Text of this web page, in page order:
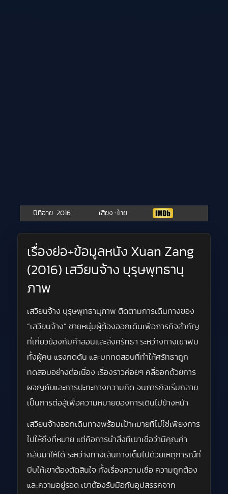
ปีที่ฉาย 2016 เสียง : ไทย
เรื่องย่อ+ข้อมูลหนัง Xuan Zang
(2016) เสวียนจ้าง บุรุษพุทธานุ
ภาพ
เสวียนจ้าง บุรุษพุทธานุภาพ ติดตามการเดินทางของ
“เสวียนจ้าง” ชายหนุ่มผู้ต้องออกเดินเพื่อภารกิจสำคัญ
ที่เกี่ยวข้องกับคำสอนและสิ่งศรัทธา ระหว่างทางเขาพบ
ทั้งผู้คน แรงกดดัน และบททดสอบที่ทำให้ศรัทธาถูก
ทดสอบอย่างต่อเนื่อง เรื่องราวค่อยๆ คลี่ออกด้วยการ
ผจญภัยและการปะทะทางความคิด จนภารกิจเริ่มกลาย
เป็นการต่อสู้เพื่อความหมายของการเดินไปข้างหน้า
เสวียนจ้างออกเดินทางพร้อมเป้าหมายที่ไม่ใช่เพียงการ
ไปให้ถึงที่หมาย แต่คือการนำสิ่งที่เขาเชื่อว่ามีคุณค่า
กลับมาให้ได้ ระหว่างทางเส้นทางเต็มไปด้วยเหตุการณ์ที่
บีบให้เขาต้องตัดสินใจ ทั้งเรื่องความเชื่อ ความถูกต้อง
และความอยู่รอด เขาต้องรับมือกับอุปสรรคจาก